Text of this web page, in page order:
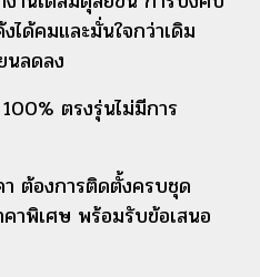
ได้คมและมั่นใจกว่าเดิม
นลดลง
ตรงรุ่นไม่มีการ
า ต้องการติดตั้งครบชุด
าพิเศษ พร้อมรับข้อเสนอ